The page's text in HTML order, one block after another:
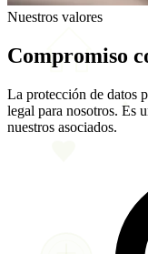
Nuestros valores
Compromiso
La protección de datos
legal para nosotros. Es
nuestros asociados.